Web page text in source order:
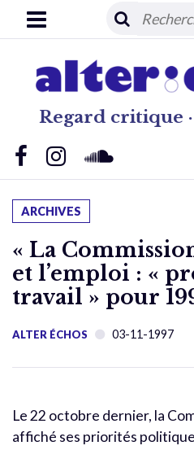
Regard critique
ARCHIVES
« La
et l’emploi : «
travail » pour
ALTER ÉCHOS 03-11-1997
Le 22 octobre dernier, la
affiché ses priorités